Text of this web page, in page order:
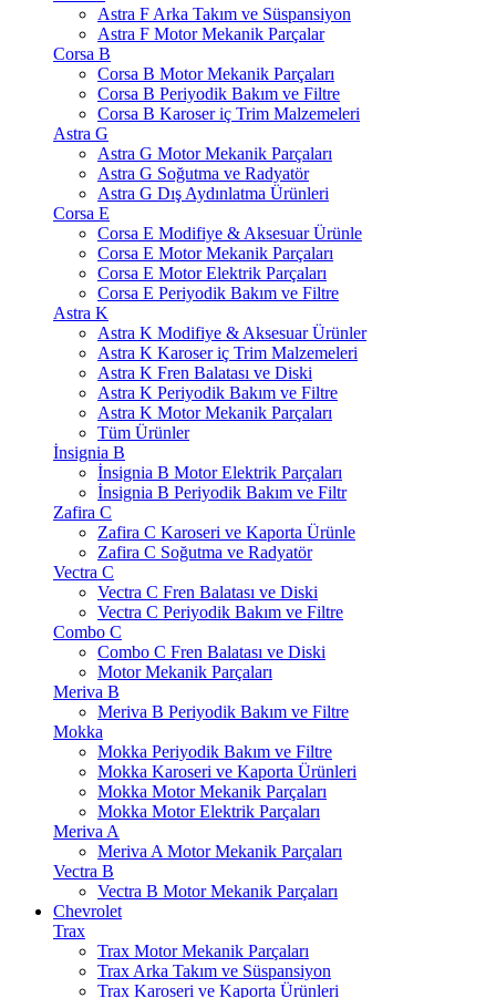
Astra F Arka Takım ve Süspansiyon
Astra F Motor Mekanik Parçalar
Corsa B
Corsa B Motor Mekanik Parçaları
Corsa B Periyodik Bakım ve Filtre
Corsa B Karoser iç Trim Malzemeleri
Astra G
Astra G Motor Mekanik Parçaları
Astra G Soğutma ve Radyatör
Astra G Dış Aydınlatma Ürünleri
Corsa E
Corsa E Modifiye & Aksesuar Ürünle
Corsa E Motor Mekanik Parçaları
Corsa E Motor Elektrik Parçaları
Corsa E Periyodik Bakım ve Filtre
Astra K
Astra K Modifiye & Aksesuar Ürünler
Astra K Karoser iç Trim Malzemeleri
Astra K Fren Balatası ve Diski
Astra K Periyodik Bakım ve Filtre
Astra K Motor Mekanik Parçaları
Tüm Ürünler
İnsignia B
İnsignia B Motor Elektrik Parçaları
İnsignia B Periyodik Bakım ve Filtr
Zafira C
Zafira C Karoseri ve Kaporta Ürünle
Zafira C Soğutma ve Radyatör
Vectra C
Vectra C Fren Balatası ve Diski
Vectra C Periyodik Bakım ve Filtre
Combo C
Combo C Fren Balatası ve Diski
Motor Mekanik Parçaları
Meriva B
Meriva B Periyodik Bakım ve Filtre
Mokka
Mokka Periyodik Bakım ve Filtre
Mokka Karoseri ve Kaporta Ürünleri
Mokka Motor Mekanik Parçaları
Mokka Motor Elektrik Parçaları
Meriva A
Meriva A Motor Mekanik Parçaları
Vectra B
Vectra B Motor Mekanik Parçaları
Chevrolet
Trax
Trax Motor Mekanik Parçaları
Trax Arka Takım ve Süspansiyon
Trax Karoseri ve Kaporta Ürünleri